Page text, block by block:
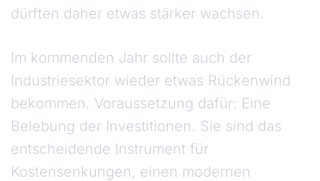
dürften daher etwas stärker wachsen.
Im kommenden Jahr sollte auch der
Industriesektor wieder etwas Rückenwind
bekommen. Voraussetzung dafür: Eine
Belebung der Investitionen. Sie sind das
entscheidende Instrument für
Kostensenkungen, einen modernen